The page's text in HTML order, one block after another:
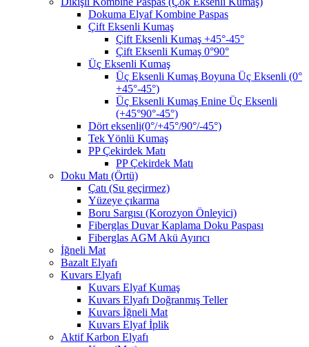
Dokuma Elyaf Kombine Paspas
Çift Eksenli Kumaş
Çift Eksenli Kumaş +45°-45°
Çift Eksenli Kumaş 0°90°
Üç Eksenli Kumaş
Üç Eksenli Kumaş Boyuna Üç Eksenli (0°
+45°-45°)
Üç Eksenli Kumaş Enine Üç Eksenli
(+45°90°-45°)
Dört eksenli(0°/+45°/90°/-45°)
Tek Yönlü Kumaş
PP Çekirdek Matı
PP Çekirdek Matı
Doku Matı (Örtü)
Çatı (Su geçirmez)
Yüzeye çıkarma
Boru Sargısı (Korozyon Önleyici)
Fiberglas Duvar Kaplama Doku Paspası
Fiberglas AGM Akü Ayırıcı
İğneli Mat
Bazalt Elyafı
Kuvars Elyafı
Kuvars Elyaf Kumaş
Kuvars Elyafı Doğranmış Teller
Kuvars İğneli Mat
Kuvars Elyaf İplik
Aktif Karbon Elyafı